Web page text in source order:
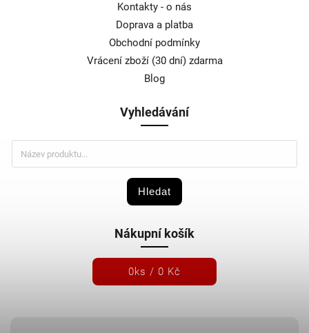
Kontakty - o nás
Doprava a platba
Obchodní podmínky
Vrácení zboží (30 dní) zdarma
Blog
Vyhledávání
Hledat
Nákupní košík
0ks / 0 Kč